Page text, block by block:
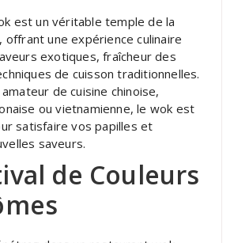
est un véritable temple de la
offrant une expérience culinaire
exotiques, fraîcheur des
de cuisson traditionnelles.
de cuisine chinoise,
ou vietnamienne, le wok est
satisfaire vos papilles et
saveurs.
de Couleurs